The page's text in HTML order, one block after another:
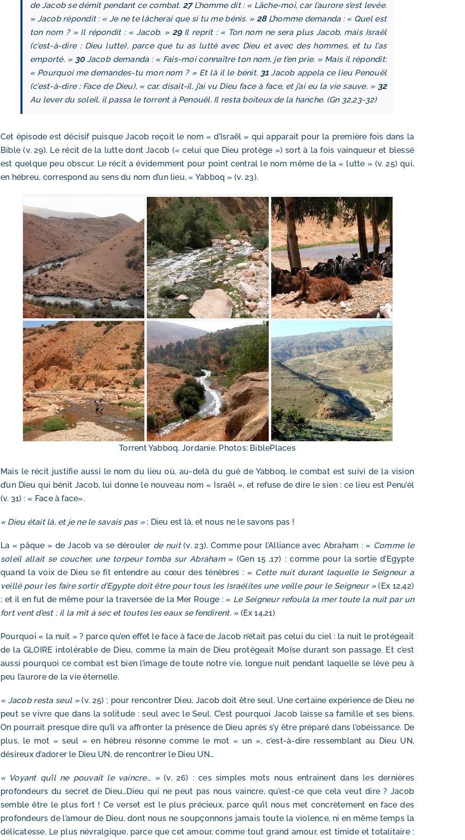
de Jacob se démit pendant ce combat.27L’homme dit : « Lâche-moi, car l’aurore s’est levée.
» Jacob répondit : « Je ne te lâcherai que si tu me bénis. » 28L’homme demanda : « Quel est
ton nom ? » Il répondit : « Jacob. » 29Il reprit : « Ton nom ne sera plus Jacob, mais Israël
(c’est-à-dire : Dieu lutte), parce que tu as lutté avec Dieu et avec des hommes, et tu l’as
emporté. » 30Jacob demanda : « Fais-moi connaître ton nom, je t’en prie. » Mais il répondit:
« Pourquoi me demandes-tu mon nom ? » Et là il le bénit. 31Jacob appela ce lieu Penouël
(c’est-à-dire : Face de Dieu), « car, disait-il, j’ai vu Dieu face à face, et j’ai eu la vie sauve. » 32
Au lever du soleil, il passa le torrent à Penouël. Il resta boiteux de la hanche. (Gn 32,23-32)
Cet épisode est décisif puisque Jacob reçoit le nom « d’Israël » qui apparait pour la première fois dans la
Bible (v. 29). Le récit de la lutte dont Jacob (« celui que Dieu protège ») sort à la fois vainqueur et blessé
est quelque peu obscur. Le récit a évidemment pour point central le nom même de la « lutte » (v. 25) qui,
en hébreu, correspond au sens du nom d’un lieu, « Yabboq » (v. 23).
Torrent Yabboq, Jordanie. Photos: BiblePlaces
Mais le récit justifie aussi le nom du lieu où, au-delà du gué de Yabboq, le combat est suivi de la vision
d’un Dieu qui bénit Jacob, lui donne le nouveau nom « Israël », et refuse de dire le sien : ce lieu est Penu’èl
(v. 31) : « Face à face».
« Dieu était là, et je ne le savais pas » : Dieu est là, et nous ne le savons pas !
La « pâque » de Jacob va se dérouler de nuit(v. 23). Comme pour l’Alliance avec Abraham : « Comme le
soleil allait se coucher, une torpeur tomba sur Abraham» (Gen 15 ,17) ; comme pour la sortie d’Egypte
quand la voix de Dieu se fit entendre au cœur des ténèbres : « Cette nuit durant laquelle le Seigneur a
veillé pour les faire sortir d’Egypte doit être pour tous les Israélites une veille pour le Seigneur »(Ex 12,42)
; et il en fut de même pour la traversée de la Mer Rouge : « Le Seigneur refoula la mer toute la nuit par un
fort vent d’est ; il la mit à sec et toutes les eaux se fendirent. » (Ex 14,21)
Pourquoi « la nuit » ? parce qu’en effet le face à face de Jacob n’était pas celui du ciel : la nuit le protégeait
de la GLOIRE intolérable de Dieu, comme la main de Dieu protégeait Moïse durant son passage. Et c’est
aussi pourquoi ce combat est bien l’image de toute notre vie, longue nuit pendant laquelle se lève peu à
peu l’aurore de la vie éternelle.
« Jacob resta seul »(v. 25) ; pour rencontrer Dieu, Jacob doit être seul. Une certaine expérience de Dieu ne
peut se vivre que dans la solitude : seul avec le Seul. C’est pourquoi Jacob laisse sa famille et ses biens.
On pourrait presque dire qu’il va affronter la présence de Dieu après s’y être préparé dans l’obéissance. De
plus, le mot « seul » en hébreu résonne comme le mot « un », c’est-à-dire ressemblant au Dieu UN,
désireux d’adorer le Dieu UN, de rencontrer le Dieu UN…
« Voyant qu’il ne pouvait le vaincre… » (v. 26) : ces simples mots nous entrainent dans les dernières
profondeurs du secret de Dieu…Dieu qui ne peut pas nous vaincre, qu’est-ce que cela veut dire ? Jacob
semble être le plus fort ! Ce verset est le plus précieux, parce qu’il nous met concrètement en face des
profondeurs de l’amour de Dieu, dont nous ne soupçonnons jamais toute la violence, ni en même temps la
délicatesse. Le plus névralgique, parce que cet amour, comme tout grand amour, est timide et totalitaire :